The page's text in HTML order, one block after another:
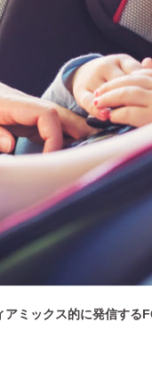
ミックス的に発信する